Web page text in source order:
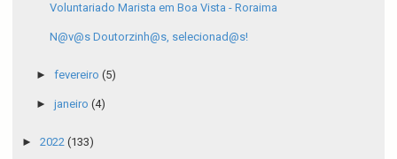
Voluntariado Marista em Boa Vista - Roraima
N@v@s Doutorzinh@s, selecionad@s!
► fevereiro (5)
► janeiro (4)
► 2022 (133)